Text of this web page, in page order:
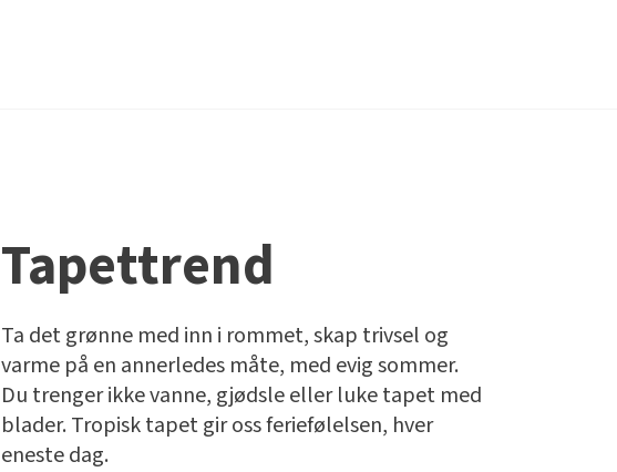
Tapettrend
Ta det grønne med inn i rommet, skap trivsel og
varme på en annerledes måte, med evig sommer.
Du trenger ikke vanne, gjødsle eller luke tapet med
blader. Tropisk tapet gir oss feriefølelsen, hver
eneste dag.